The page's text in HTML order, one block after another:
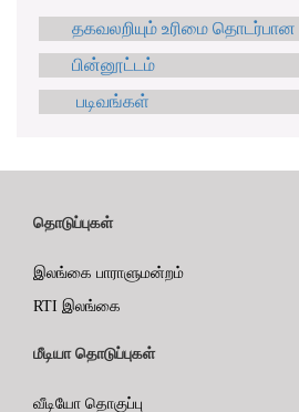
தகவலறியும் உரிமை
பின்னூட்டம்
படிவங்கள்
தொடுப்புகள்
இலங்கை பாராளுமன்றம்
RTI இலங்கை
மீடியா தொடுப்புகள்
வீடியோ தொகுப்பு